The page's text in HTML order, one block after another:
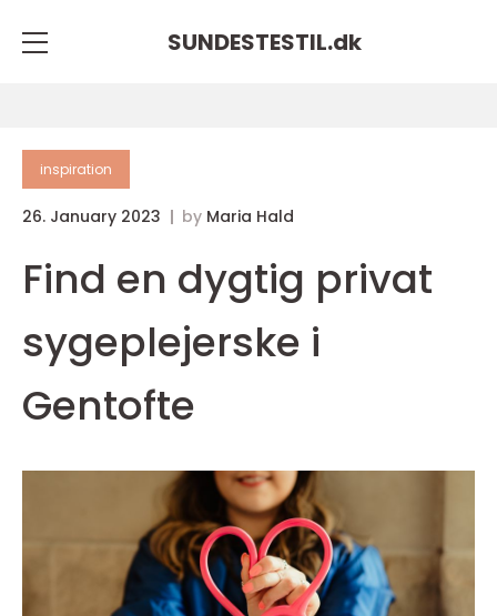
SUNDESTESTIL.dk
inspiration
26. January 2023 by Maria Hald
Find en dygtig privat
sygeplejerske i
Gentofte